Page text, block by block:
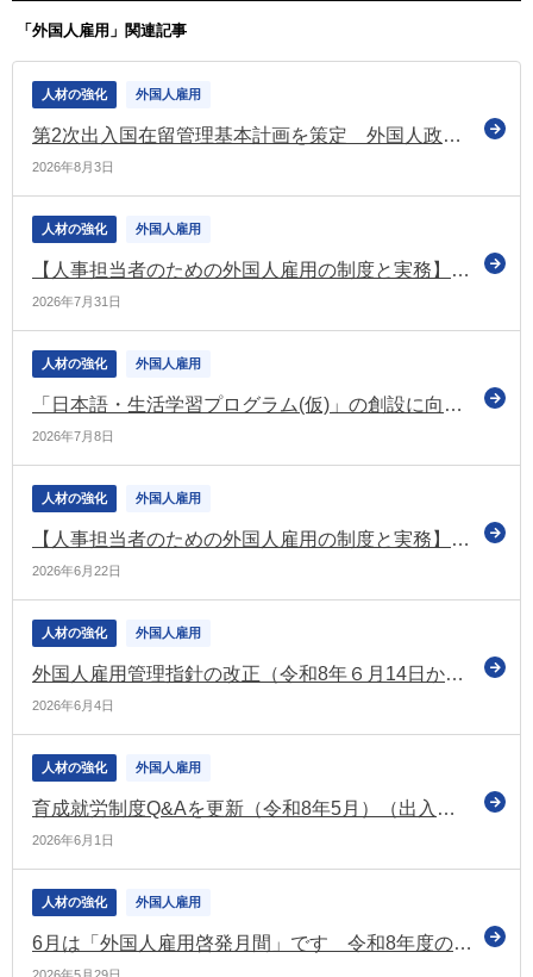
「外国人雇用」関連記事
人材の強化 外国人雇用
第2次出入国在留管理基本計画を策定 外国人政策の厳格化を反映（法務省・出入国在留管理庁）
2026年8月3日
人材の強化 外国人雇用
【人事担当者のための外国人雇用の制度と実務】育成就労制度における企業の費用 ～労働者への投資との関係から～
2026年7月31日
人材の強化 外国人雇用
「日本語・生活学習プログラム(仮)」の創設に向けた検討課題と留意事項を整理（法務大臣政務官PT報告書）
2026年7月8日
人材の強化 外国人雇用
【人事担当者のための外国人雇用の制度と実務】外国人雇用管理指針の改正 ～何を議論し、どこに着地したのか～
2026年6月22日
人材の強化 外国人雇用
外国人雇用管理指針の改正（令和8年６月14日から段階的に適用）に関するリーフレットなどを公表（厚労省）
2026年6月4日
人材の強化 外国人雇用
育成就労制度Q&Aを更新（令和8年5月）（出入国在留管理庁）
2026年6月1日
人材の強化 外国人雇用
6月は「外国人雇用啓発月間」です 令和8年度の取組内容などを公表（厚労省）